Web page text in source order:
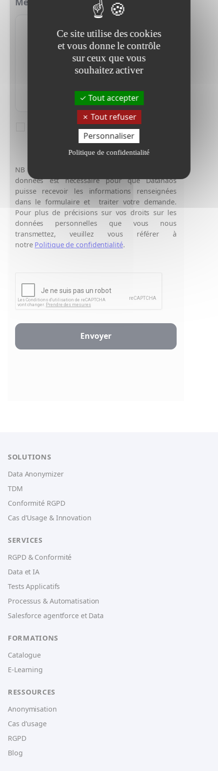
être exploitées par la société Datanaos.
NB : Le consentement au traitement de vos
données est nécessaire pour que Datanaos
puisse recevoir les informations renseignées
dans le formulaire et traiter votre demande.
Pour plus de précisions sur vos droits sur les
données personnelles que vous nous
transmettez, veuillez vous référer à
notre Politique de confidentialité.
SOLUTIONS
Data Anonymizer
TDM
Conformité RGPD
Cas d’Usage & Innovation
SERVICES
RGPD & Conformité
Data et IA
Tests Applicatifs
Processus & Automatisation
Salesforce agentforce et Data
FORMATIONS
Catalogue
E-Learning
RESSOURCES
Anonymisation
Cas d’usage
RGPD
Blog
Ce site utilise des cookies
et vous donne le contrôle
sur ceux que vous
souhaitez activer
Tout accepter
Tout refuser
Personnaliser
Politique de confidentialité